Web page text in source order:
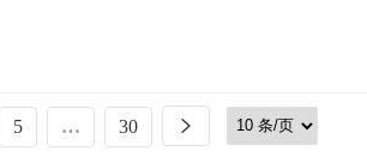
5 …
30